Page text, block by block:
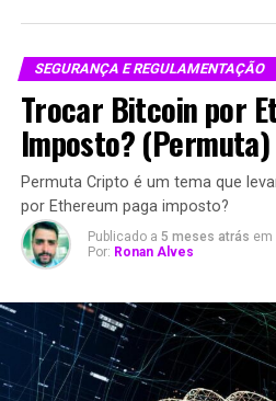
SEGURANÇA E REGULAMENTAÇÃO
Trocar Bitcoin por
Imposto? (Permuta)
Permuta Cripto é um tema que
por Ethereum paga imposto?
Publicado a 5 meses atrás em
Por: Ronan Alves